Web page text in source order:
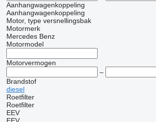
Aanhangwagenkoppeling
Aanhangwagenkoppeling
Motor, type versnellingsbak
Motormerk
Mercedes Benz
Motormodel
Motorvermogen
–
Brandstof
diesel
Roetfilter
Roetfilter
EEV